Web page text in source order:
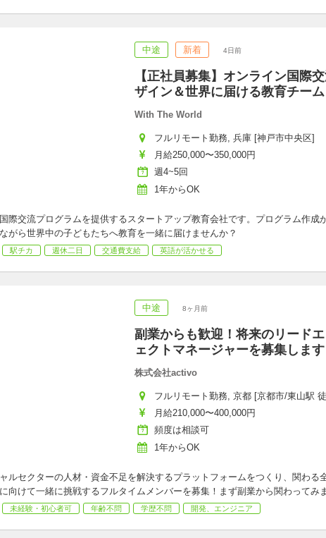
中途 新着 4日前
【正社員募集】オンライン国際
ザイン＆世界に届ける教育チーム
With The World
フルリモート勤務, 兵庫 [神戸市中央区]
月給250,000〜350,000円
週4~5回
1年からOK
際交流プログラムを提供するスタートアップ教育会社です。プログラム作成
がら世界中の子どもたちへ教育を一緒に届けませんか？
駅チカ 週休二日 交通費支給 英語が活かせる
中途 8ヶ月前
副業からも歓迎！将来のリード
ェクトマネージャーを募集します
株式会社activo
フルリモート勤務, 京都 [京都市/東山駅
月給210,000〜400,000円
頻度は相談可
1年からOK
ャルセクターの人材・資金不足を解決するプラットフォームをつくり、関わる
向けて一緒に挑戦するフルタイムメンバーを募集！まず副業から関わってみ
未経験・初心者可 年齢不問 学歴不問 開発、エンジニア